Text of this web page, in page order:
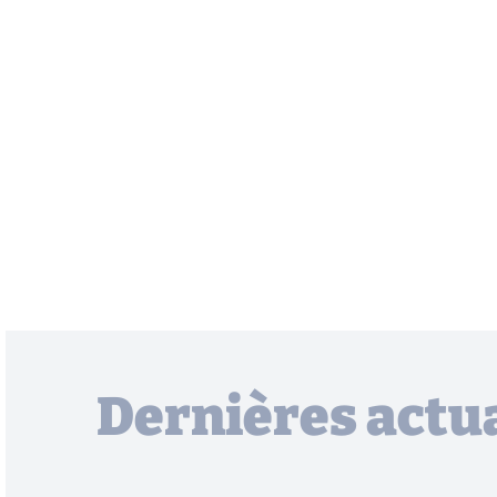
Dernières